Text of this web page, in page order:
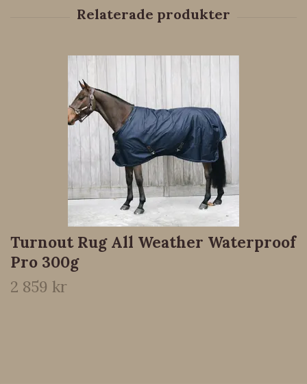
Turnout Rug All Weather Waterproof
Pro 300g
2 859 kr